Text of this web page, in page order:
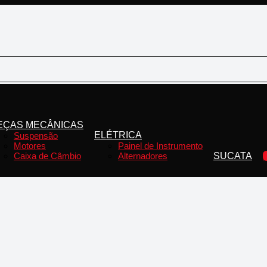
MECÂNICAS
Suspensão
Motores
Caixa de Câmbio
ELÉTRICA
Painel de Instrumento
Alternadores
SUCATA